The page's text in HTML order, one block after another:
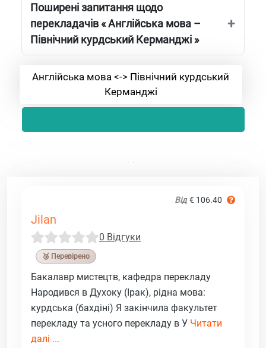
Поширені запитання щодо
перекладачів « Англійська мова –
Північний курдський Керманджі »
Англійська мова <-> Північний курдський
Керманджі
Від € 106.40
Jilan
0 Відгуки
🥉 Перевірено
Бакалавр мистецтв, кафедра перекладу
Народився в Духоку (Ірак), рідна мова:
курдська (бахдіні) Я закінчила факультет
перекладу та усного перекладу в У Читати
далі ...